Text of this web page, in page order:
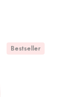
Bestseller